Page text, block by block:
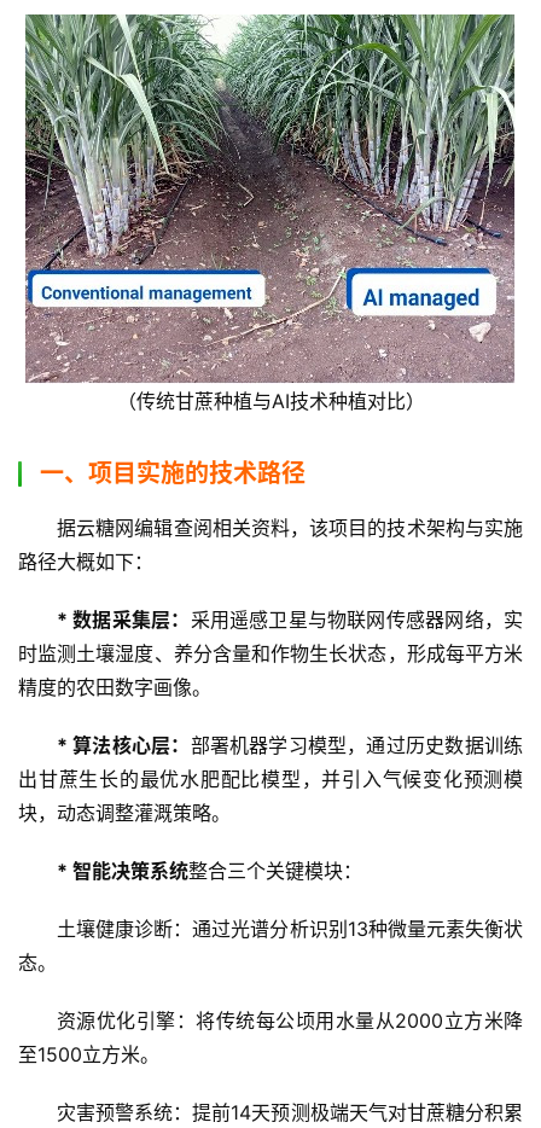
云
公
（传统甘蔗种植与AI技术种植对比）
一、项目实施的技术路径
据云糖网编辑查阅相关资料，该项目的技术架构与实施
路径大概如下：
* 数据采集层： 采用遥感卫星与物联网传感器网络，实
时监测土壤湿度、养分含量和作物生长状态，形成每平方米
精度的农田数字画像。
* 算法核心层： 部署机器学习模型，通过历史数据训练
出甘蔗生长的最优水肥配比模型，并引入气候变化预测模
块，动态调整灌溉策略。
* 智能决策系统整合三个关键模块：
土壤健康诊断：通过光谱分析识别13种微量元素失衡状
态。
资源优化引擎：将传统每公顷用水量从2000立方米降
至1500立方米。
灾害预警系统：提前14天预测极端天气对甘蔗糖分积累